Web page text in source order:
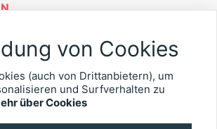
– Ihre Möglichkeitenvon Cookies
(auch von Drittanbietern), um
und Surfverhalten zu
über Cookies